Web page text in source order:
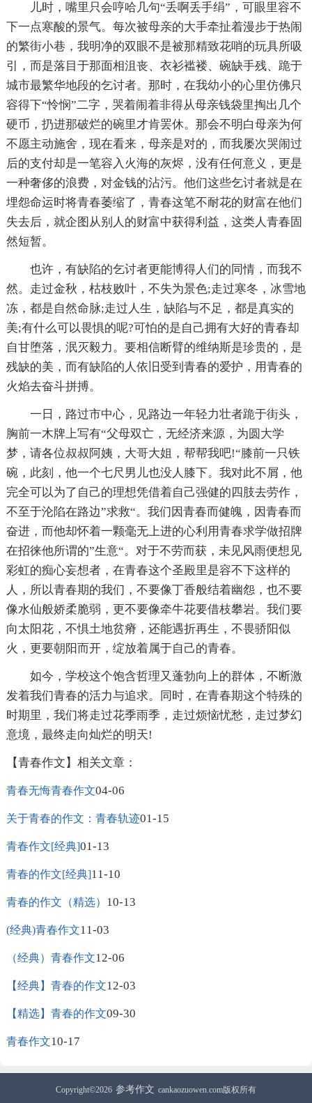
儿时，嘴里只会哼哈几句“丢啊丢手绢”，可眼里容不
下一点寒酸的景气。每次被母亲的大手牵扯着漫步于热闹
的繁街小巷，我明净的双眼不是被那精致花哨的玩具所吸
引，而是落目于那面相沮丧、衣衫褴褛、碗缺手残、跪于
城市最繁华地段的乞讨者。那时，在我幼小的心里仿佛只
容得下“怜悯”二字，哭着闹着非得从母亲钱袋里掏出几个
硬币，扔进那破烂的碗里才肯罢休。那会不明白母亲为何
不愿主动施舍，现在看来，母亲是对的，而我屡次哭闹过
后的支付却是一笔容入火海的灰烬，没有任何意义，更是
一种奢侈的浪费，对金钱的沾污。他们这些乞讨者就是在
埋怨命运时将青春萎缩了，青春这笔不耐花的财富在他们
失去后，就企图从别人的财富中获得利益，这类人青春固
然短暂。
也许，有缺陷的乞讨者更能博得人们的同情，而我不
然。走过金秋，枯枝败叶，不失为景色;走过寒冬，冰雪地
冻，都是自然命脉;走过人生，缺陷与不足，都是真实的
美;有什么可以畏惧的呢?可怕的是自己拥有大好的青春却
自甘堕落，泯灭毅力。要相信断臂的维纳斯是珍贵的，是
残缺的美，而有缺陷的人依旧受到青春的爱护，用青春的
火焰去奋斗拼搏。
一日，路过市中心，见路边一年轻力壮者跪于街头，
胸前一木牌上写有“父母双亡，无经济来源，为圆大学
梦，请各位叔叔阿姨，大哥大姐，帮帮我吧!“膝前一只铁
碗，此刻，他一个七尺男儿也没人膝下。我对此不屑，他
完全可以为了自己的理想凭借着自己强健的四肢去劳作，
不至于沦陷在路边”求救“。我们因青春而健魄，因青春而
奋进，而他却怀着一颗毫无上进的心利用青春求学做招牌
在招徕他所谓的”生意“。对于不劳而获，未见风雨便想见
彩虹的痴心妄想者，在青春这个圣殿里是容不下这样的
人，所以青春期的我们，不要像丁香般结着幽怨，也不要
像水仙般娇柔脆弱，更不要像牵牛花要借枝攀岩。我们要
向太阳花，不惧土地贫瘠，还能遇折再生，不畏骄阳似
火，更要朝阳而开，绽放着属于自己的青春。
如今，学校这个饱含哲理又蓬勃向上的群体，不断激
发着我们青春的活力与追求。同时，在青春期这个特殊的
时期里，我们将走过花季雨季，走过烦恼忧愁，走过梦幻
意境，最终走向灿烂的明天!
【青春作文】相关文章：
青春无悔青春作文04-06
关于青春的作文：青春轨迹01-15
青春作文[经典]01-13
青春的作文[经典]11-10
青春的作文（精选） 10-13
(经典)青春作文11-03
（经典）青春作文12-06
【经典】青春的作文12-03
【精选】青春的作文09-30
青春作文10-17
Copyright©2026 参考作文 cankaozuowen.com版权所有